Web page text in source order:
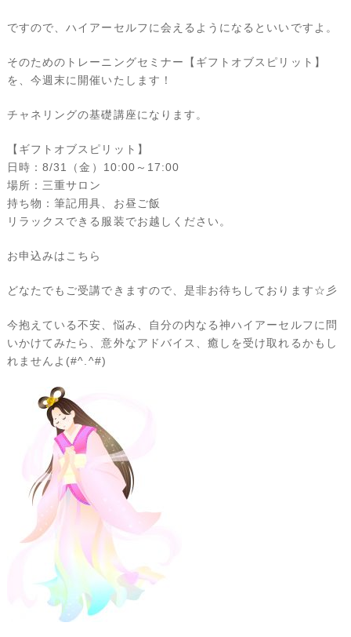
ですので、ハイアーセルフに会えるようになるといいですよ。
そのためのトレーニングセミナー【ギフトオブスピリット】
を、今週末に開催いたします！
チャネリングの基礎講座になります。
【ギフトオブスピリット】
日時：8/31（金）10:00～17:00
場所：三重サロン
持ち物：筆記用具、お昼ご飯
リラックスできる服装でお越しください。
お申込みはこちら
どなたでもご受講できますので、是非お待ちしております☆彡
今抱えている不安、悩み、自分の内なる神ハイアーセルフに問
いかけてみたら、意外なアドバイス、癒しを受け取れるかもし
れませんよ(#^.^#)